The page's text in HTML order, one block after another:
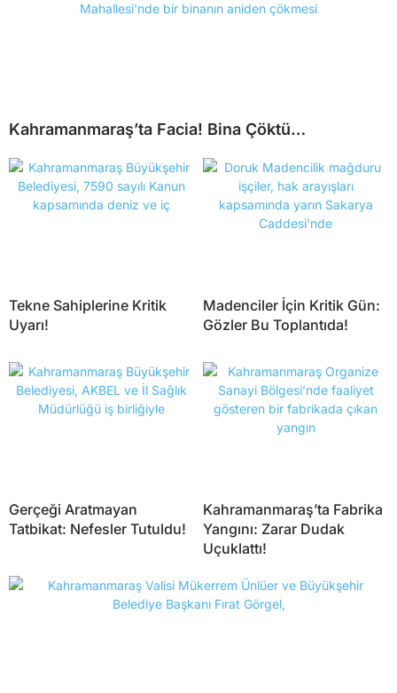
Kahramanmaraş’ta Facia! Bina Çöktü…
Tekne Sahiplerine Kritik
Uyarı!
Madenciler İçin Kritik Gün:
Gözler Bu Toplantıda!
Gerçeği Aratmayan
Tatbikat: Nefesler Tutuldu!
Kahramanmaraş’ta Fabrika
Yangını: Zarar Dudak
Uçuklattı!